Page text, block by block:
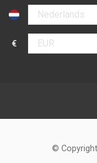
Selecteer taal
€
Selecteer valuta
©